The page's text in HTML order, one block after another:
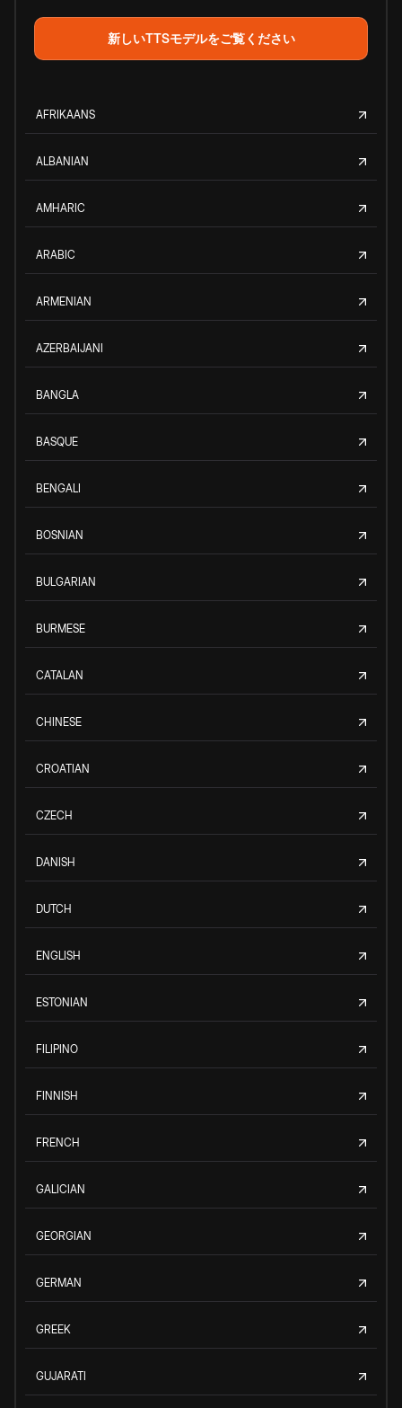
新しいTTSモデルをご覧ください
AFRIKAANS
ALBANIAN
AMHARIC
ARABIC
ARMENIAN
AZERBAIJANI
BANGLA
BASQUE
BENGALI
BOSNIAN
BULGARIAN
BURMESE
CATALAN
CHINESE
CROATIAN
CZECH
DANISH
DUTCH
ENGLISH
ESTONIAN
FILIPINO
FINNISH
FRENCH
GALICIAN
GEORGIAN
GERMAN
GREEK
GUJARATI